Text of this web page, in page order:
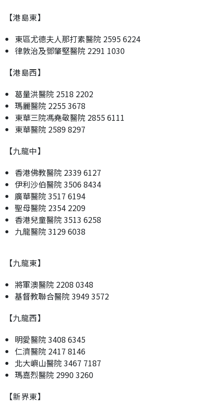
【港島東】
東區尤德夫人那打素醫院 2595 6224
律敦治及鄧肇堅醫院 2291 1030
【港島西】
葛量洪醫院 2518 2202
瑪麗醫院 2255 3678
東華三院馮堯敬醫院 2855 6111
東華醫院 2589 8297
【九龍中】
香港佛教醫院 2339 6127
伊利沙伯醫院 3506 8434
廣華醫院 3517 6194
聖母醫院 2354 2209
香港兒童醫院 3513 6258
九龍醫院 3129 6038
【九龍東】
將軍澳醫院 2208 0348
基督教聯合醫院 3949 3572
【九龍西】
明愛醫院 3408 6345
仁濟醫院 2417 8146
北大嶼山醫院 3467 7187
瑪嘉烈醫院 2990 3260
【新界東】